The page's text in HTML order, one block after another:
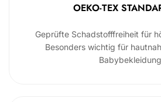
OEKO-TEX
Geprüfte Schadstofffreiheit für
Besonders wichtig für